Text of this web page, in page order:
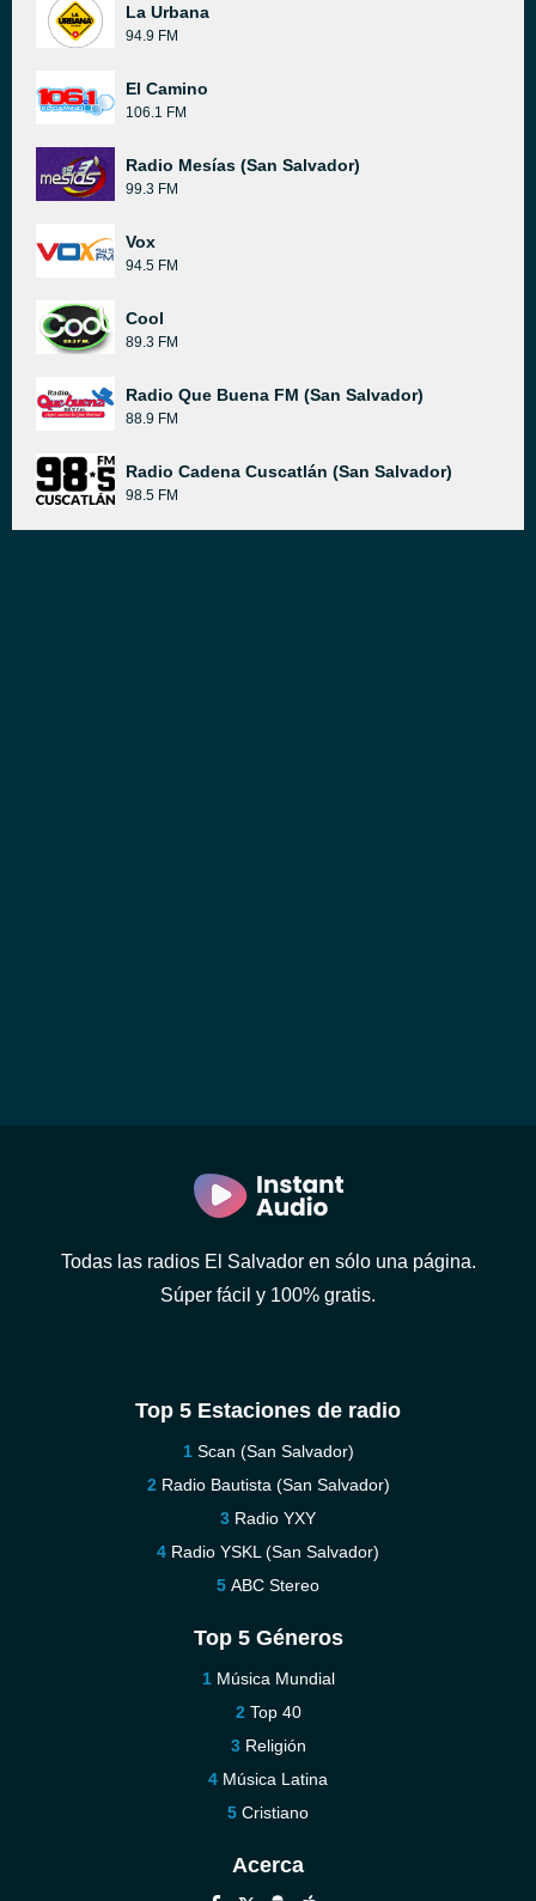
La Urbana
94.9 FM
El Camino
106.1 FM
Radio Mesías (San Salvador)
99.3 FM
Vox
94.5 FM
Cool
89.3 FM
Radio Que Buena FM (San Salvador)
88.9 FM
Radio Cadena Cuscatlán (San Salvador)
98.5 FM
Todas las radios El Salvador en sólo una página.
Súper fácil y 100% gratis.
Top 5 Estaciones de radio
Scan (San Salvador)
Radio Bautista (San Salvador)
Radio YXY
Radio YSKL (San Salvador)
ABC Stereo
Top 5 Géneros
Música Mundial
Top 40
Religión
Música Latina
Cristiano
Acerca